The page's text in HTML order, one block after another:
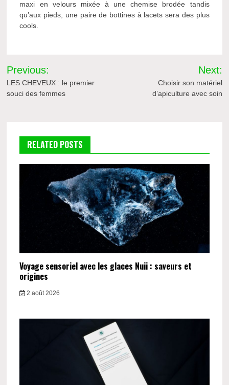
maxi en velours mixée à une chemise brodée tandis
qu’aux pieds, une paire de bottines à lacets sera des plus
cools.
Navigation
de
Previous:
LES CHEVEUX : le premier
souci des femmes
Next:
Choisir son matériel
d’apiculture avec soin
RELATED POSTS
Voyage sensoriel avec les glaces Nuii : saveurs et
origines
2 août 2026